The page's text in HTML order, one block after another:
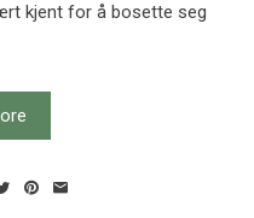
kjent for å bosette seg